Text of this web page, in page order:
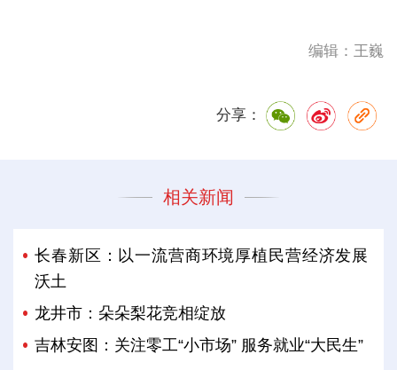
编辑：王巍
分享：
相关新闻
长春新区：以一流营商环境厚植民营经济发展
沃土
龙井市：朵朵梨花竞相绽放
吉林安图：关注零工“小市场” 服务就业“大民生”